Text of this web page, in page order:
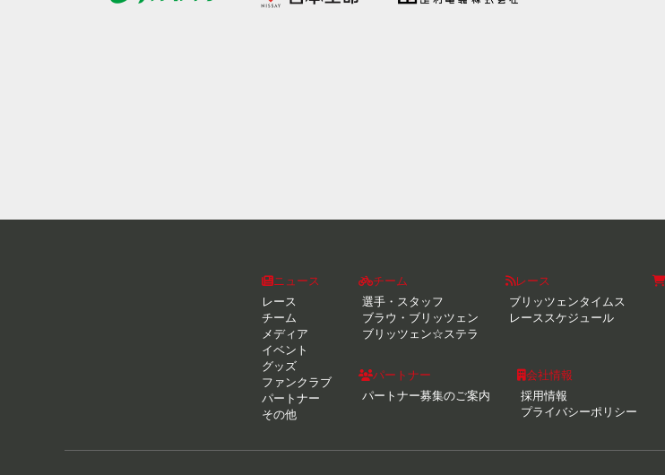
ニュース
レース
チーム
メディア
イベント
グッズ
ファンクラブ
パートナー
その他
チーム
選手・スタッフ
ブラウ・ブリッツェン
ブリッツェン☆ステラ
レース
ブリッツェンタイムス
レーススケジュール
パートナー
パートナー募集のご案内
会社情報
採用情報
プライバシーポリシー